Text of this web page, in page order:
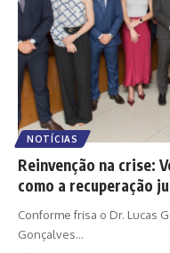
NOTÍCIAS
Reinvenção na crise:
como a recuperação
Conforme frisa o Dr. Lucas
Gonçalves…